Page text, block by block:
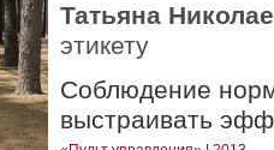
Татьяна
этикету
Соблюдение
выстраивать